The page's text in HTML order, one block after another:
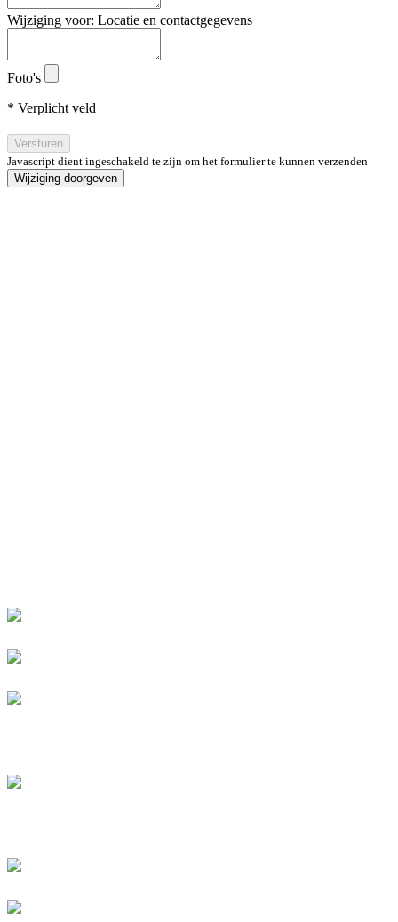
Wijziging voor: Locatie en contactgegevens
Foto's
* Verplicht veld
Versturen
Javascript dient ingeschakeld te zijn om het formulier te kunnen verzenden
Wijziging doorgeven